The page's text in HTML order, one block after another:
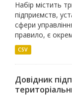
Набір містить
підприємств,
сфери
правило, є
CSV
Довідник